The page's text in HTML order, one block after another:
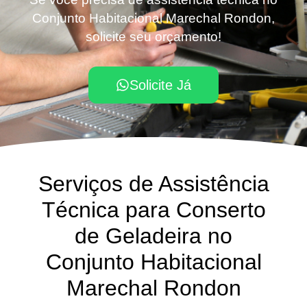
Conjunto Habitacional Marechal Rondon,
solicite seu orçamento!
Solicite Já
Serviços de Assistência
Técnica para Conserto
de Geladeira no
Conjunto Habitacional
Marechal Rondon